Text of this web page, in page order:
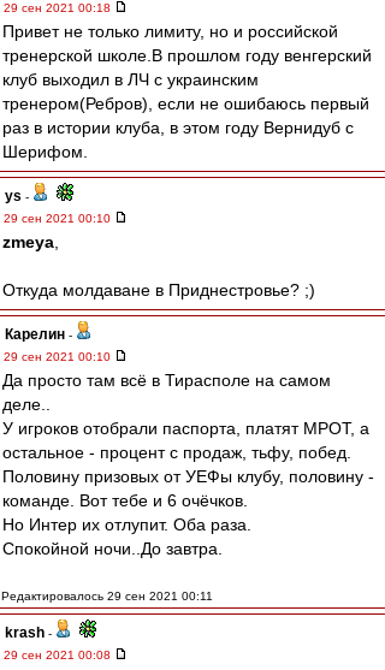
29 сен 2021 00:18
Привет не только лимиту, но и российской
тренерской школе.В прошлом году венгерский
клуб выходил в ЛЧ с украинским
тренером(Ребров), если не ошибаюсь первый
раз в истории клуба, в этом году Вернидуб с
Шерифом.
ys -
29 сен 2021 00:10
zmeya
Откуда молдаване в Приднестровье? ;)
Карелин -
29 сен 2021 00:10
Да просто там всё в Тирасполе на самом
деле..
У игроков отобрали паспорта, платят МРОТ, а
остальное - процент с продаж, тьфу, побед.
Половину призовых от УЕФы клубу, половину -
команде. Вот тебе и 6 очёчков.
Но Интер их отлупит. Оба раза.
Спокойной ночи..До завтра.
Редактировалось 29 сен 2021 00:11
krash -
29 сен 2021 00:08